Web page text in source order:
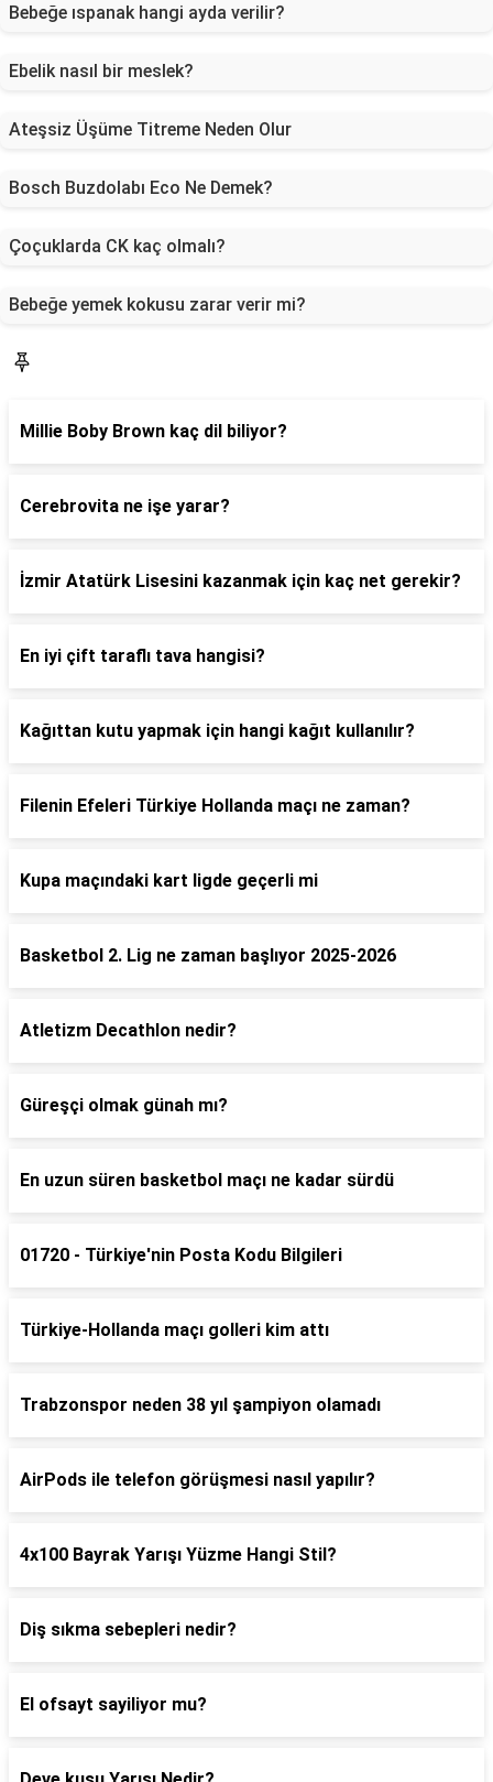
Bebeğe ıspanak hangi ayda verilir?
Ebelik nasıl bir meslek?
Ateşsiz Üşüme Titreme Neden Olur
Bosch Buzdolabı Eco Ne Demek?
Çoçuklarda CK kaç olmalı?
Bebeğe yemek kokusu zarar verir mi?
Millie Boby Brown kaç dil biliyor?
Cerebrovita ne işe yarar?
İzmir Atatürk Lisesini kazanmak için kaç net gerekir?
En iyi çift taraflı tava hangisi?
Kağıttan kutu yapmak için hangi kağıt kullanılır?
Filenin Efeleri Türkiye Hollanda maçı ne zaman?
Kupa maçındaki kart ligde geçerli mi
Basketbol 2. Lig ne zaman başlıyor 2025-2026
Atletizm Decathlon nedir?
Güreşçi olmak günah mı?
En uzun süren basketbol maçı ne kadar sürdü
01720 - Türkiye'nin Posta Kodu Bilgileri
Türkiye-Hollanda maçı golleri kim attı
Trabzonspor neden 38 yıl şampiyon olamadı
AirPods ile telefon görüşmesi nasıl yapılır?
4x100 Bayrak Yarışı Yüzme Hangi Stil?
Diş sıkma sebepleri nedir?
El ofsayt sayiliyor mu?